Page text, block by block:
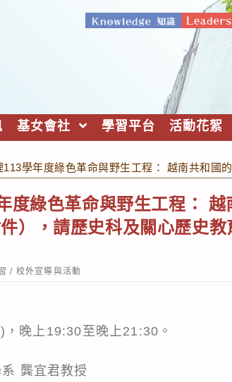
基女會社 學習平台 活動花絮
學年度綠色革命與野生工程： 越南共和國
度綠色革命與野生工程：
），請歷史科及關心歷史
/ 校外宣導與活動
晚上19:30至晚上21:30。
龔宜君教授